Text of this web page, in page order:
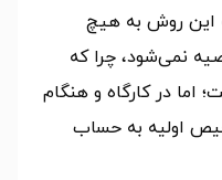
این روش به هیچ
نمی‌شود، چرا که
اما در کارگاه و هنگام
اولیه به حساب